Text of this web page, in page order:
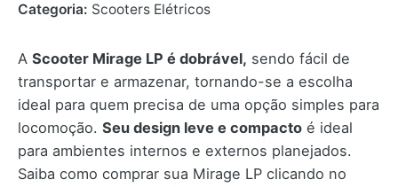
Categoria: Scooters Elétricos
A Scooter Mirage LP é dobrável, sendo fácil de
transportar e armazenar, tornando-se a escolha
ideal para quem precisa de uma opção simples para
locomoção. Seu design leve e compacto é ideal
para ambientes internos e externos planejados.
Saiba como comprar sua Mirage LP clicando no